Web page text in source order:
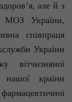
але й з
МОЗ України,
співпраця
України
вітчизняної
нашої країни